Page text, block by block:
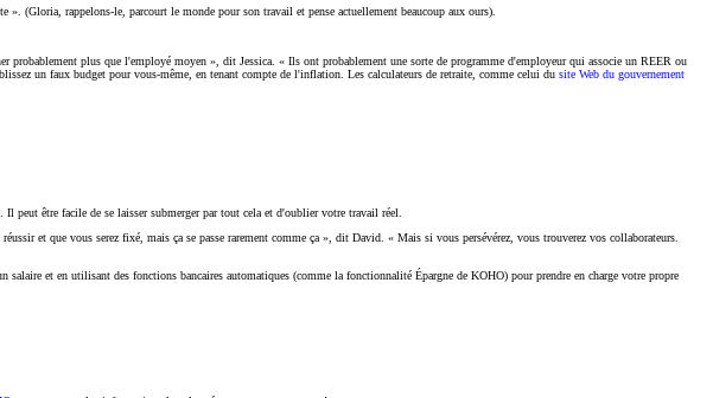
(Gloria, rappelons-le, parcourt le monde pour son travail et pense actuellement beaucoup aux ours).
probablement plus que l'employé moyen », dit Jessica. « Ils ont probablement une sorte de programme d'employeur qui associe un REER ou
un faux budget pour vous-même, en tenant compte de l'inflation. Les calculateurs de retraite, comme celui du site Web du gouvernement
être facile de se laisser submerger par tout cela et d'oublier votre travail réel.
et que vous serez fixé, mais ça se passe rarement comme ça », dit David. « Mais si vous persévérez, vous trouverez vos collaborateurs.
et en utilisant des fonctions bancaires automatiques (comme la fonctionnalité Épargne de KOHO) pour prendre en charge votre propre